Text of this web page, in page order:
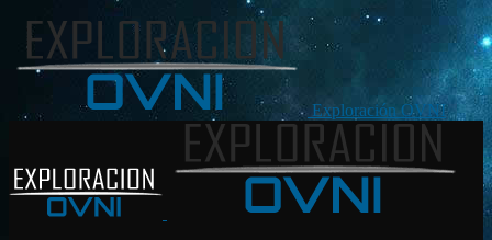
Exploración OVNI